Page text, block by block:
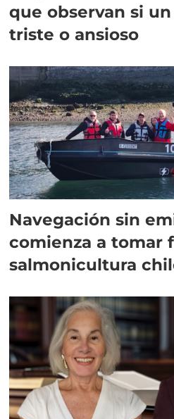
que observan si
triste o ansioso
Navegación sin
comienza a tomar
salmonicultura